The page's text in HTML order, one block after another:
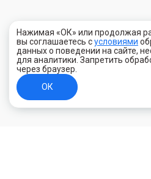
Нажимая «ОК» или продолжая
вы соглашаетесь сусловиями
данных о поведении на сайте,
для аналитики. Запретить
через браузер.
ОК